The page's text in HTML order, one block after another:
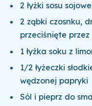
2 łyżki sosu
2 ząbki czosnku,
przeciśnięte przez
1 łyżka soku z
1/2 łyżeczki
wędzonej papryki
Sól i pieprz do